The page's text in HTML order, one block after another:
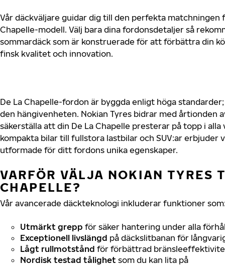
Vår däckväljare guidar dig till den perfekta matchningen
Chapelle-modell. Välj bara dina fordonsdetaljer så
sommardäck som är konstruerade för att förbättra din
finsk kvalitet och innovation.
De La Chapelle-fordon är byggda enligt höga
den hängivenheten. Nokian Tyres bidrar med årtionden
säkerställa att din De La Chapelle presterar på topp i
kompakta bilar till fullstora lastbilar och SUV:ar erbjuder
utformade för ditt fordons unika egenskaper.
VARFÖR VÄLJA NOKIAN TYRES
CHAPELLE?
Vår avancerade däckteknologi inkluderar funktioner
Utmärkt grepp för säker hantering under alla
Exceptionell livslängd på däckslitbanan för
Lågt rullmotstånd för förbättrad
Nordisk testad tålighet som du kan lita på